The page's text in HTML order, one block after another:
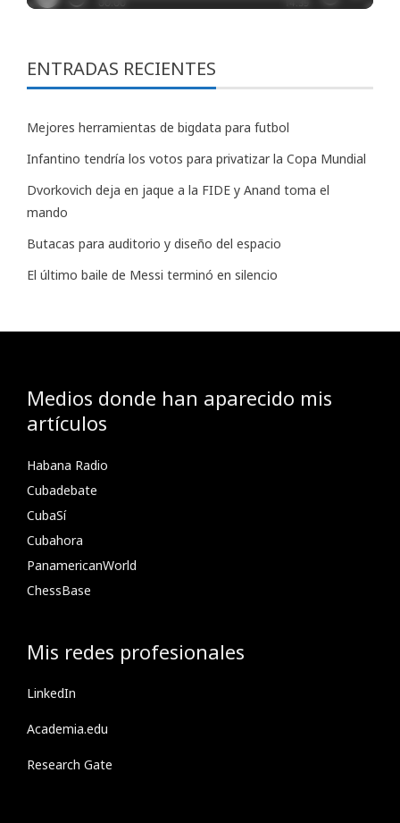
ENTRADAS RECIENTES
Mejores herramientas de bigdata para futbol
Infantino tendría los votos para privatizar la Copa Mundial
Dvorkovich deja en jaque a la FIDE y Anand toma el
mando
Butacas para auditorio y diseño del espacio
El último baile de Messi terminó en silencio
Medios donde han aparecido mis
artículos
Habana Radio
Cubadebate
CubaSí
Cubahora
PanamericanWorld
ChessBase
Mis redes profesionales
LinkedIn
Academia.edu
Research Gate